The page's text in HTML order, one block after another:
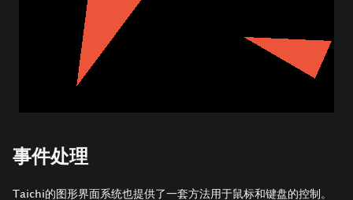
事件处理
Taichi的图形界面系统也提供了一套方法用于鼠标和键盘的控制。